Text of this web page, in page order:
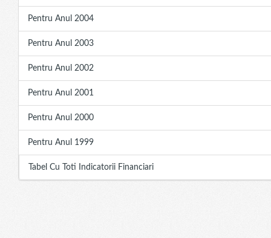
Pentru Anul 2004
Pentru Anul 2003
Pentru Anul 2002
Pentru Anul 2001
Pentru Anul 2000
Pentru Anul 1999
Tabel Cu Toti Indicatorii Financiari